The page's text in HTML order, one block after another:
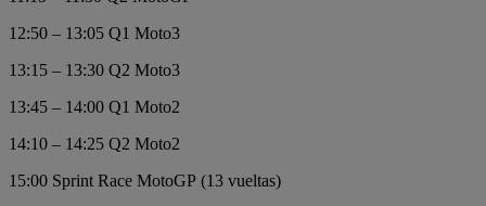
12:50 – 13:05 Q1 Moto3
13:15 – 13:30 Q2 Moto3
13:45 – 14:00 Q1 Moto2
14:10 – 14:25 Q2 Moto2
15:00 Sprint Race MotoGP (13 vueltas)